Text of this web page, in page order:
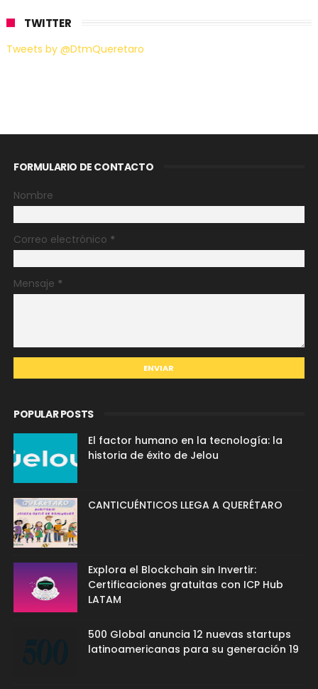
TWITTER
Tweets by @DtmQueretaro
FORMULARIO DE CONTACTO
Nombre
Correo electrónico *
Mensaje *
POPULAR POSTS
El factor humano en la tecnología: la
historia de éxito de Jelou
CANTICUÉNTICOS LLEGA A QUERÉTARO
Explora el Blockchain sin Invertir:
Certificaciones gratuitas con ICP Hub
LATAM
500 Global anuncia 12 nuevas startups
latinoamericanas para su generación 19